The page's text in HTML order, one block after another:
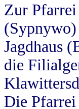
Zur
Jagdhaus
die
Die